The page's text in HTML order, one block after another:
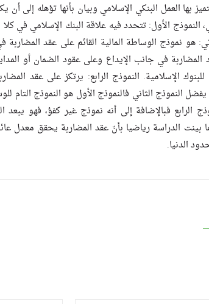
بها العمل البنكي الإسلامي وبيان بأنها تؤهله إلى أن
النموذج الأول: تتحدد فيه علاقة البنك الإسلامي في
هو نموذج الوساطة المالية القائم على عقد
في جانب الإيداع وعلى عقود الضمان أو
الإسلامية. النموذج الرابع: يرتكز على عقد
النموذج الثاني فالنموذج الأول هو النموذج التام
الرابع فبالإضافة إلى أنه نموذج غير كفؤ، فهو
بينت الدراسة رياضيا بأنّ عقد المضاربة يحقق معدل
الدنيا.